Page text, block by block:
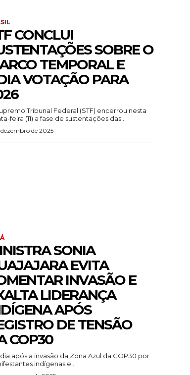
CONCLUI
SOBRE O
TEMPORAL E
VOTAÇÃO PARA
Tribunal Federal (STF) encerrou nesta
feira (11) a fase de sustentações das...
dezembro de 2025
SONIA
EVITA
INVASÃO E
LIDERANÇA
APÓS
DE TENSÃO
COP30
após a invasão da Zona Azul da COP30 por
indígenas e...